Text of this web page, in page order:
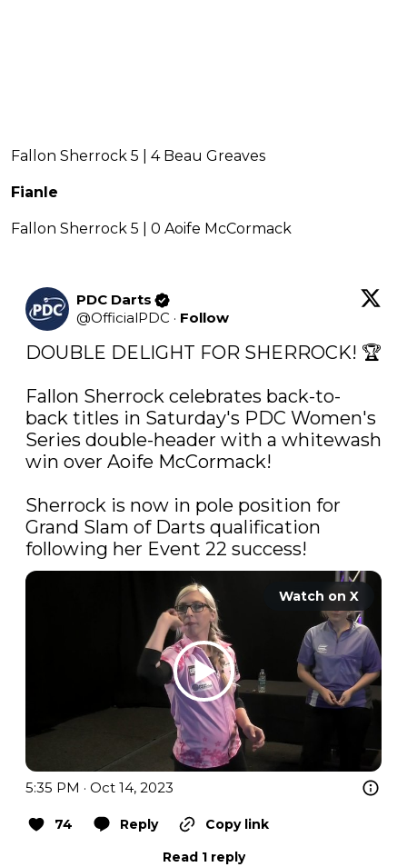
Fallon Sherrock 5 | 4 Beau Greaves
Fianle
Fallon Sherrock 5 | 0 Aoife McCormack
PDC Darts
@OfficialPDC · Follow
DOUBLE DELIGHT FOR SHERROCK! 🏆
Fallon Sherrock celebrates back-to-
back titles in Saturday's PDC Women's
Series double-header with a whitewash
win over Aoife McCormack!
Sherrock is now in pole position for
Grand Slam of Darts qualification
following her Event 22 success!
Watch on X
5:35 PM · Oct 14, 2023
74 Reply
Copy link
Read 1 reply